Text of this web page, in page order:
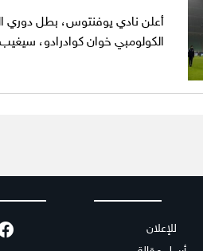
أعلن نادي يوفنتوس، بطل دوري
الكولومبي خوان كوادرادو، سيغيب عن 3 مباريات
للإعلان